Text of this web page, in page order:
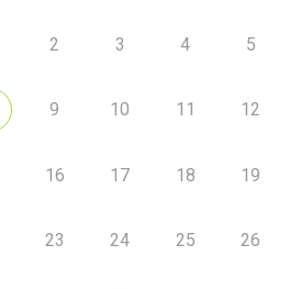
2 3 4 5
9 10 11 12
16 17 18 19
23 24 25 26